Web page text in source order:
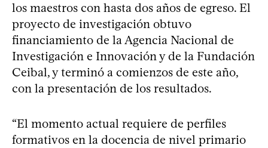
los maestros con hasta dos años de egreso. El
proyecto de investigación obtuvo
financiamiento de la Agencia Nacional de
Investigación e Innovación y de la Fundación
Ceibal, y terminó a comienzos de este año,
con la presentación de los resultados.
“El momento actual requiere de perfiles
formativos en la docencia de nivel primario